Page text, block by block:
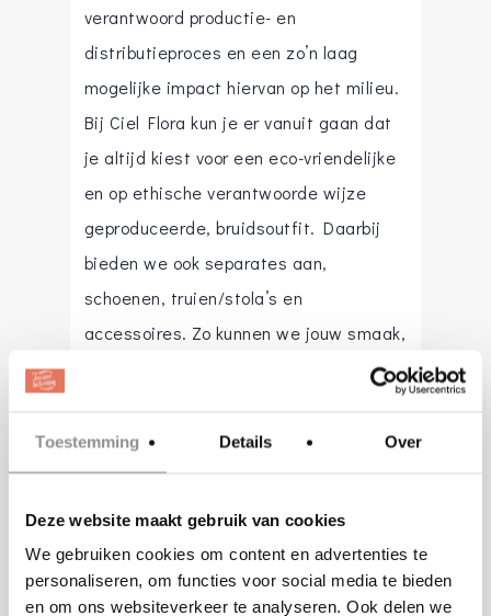
Toestemming Details Over
Deze website maakt gebruik van cookies
We gebruiken cookies om content en advertenties te
personaliseren, om functies voor social media te bieden
en om ons websiteverkeer te analyseren. Ook delen we
verantwoord productie- en
distributieproces en een zo’n laag
mogelijke impact hiervan op het milieu.
Bij Ciel Flora kun je er vanuit gaan dat
je altijd kiest voor een eco-vriendelijke
en op ethische verantwoorde wijze
geproduceerde, bruidsoutfit. Daarbij
bieden we ook separates aan,
schoenen, truien/stola’s en
accessoires. Zo kunnen we jouw smaak,
natuurlijke’ nieuwe bruidsjurken als de
authentieke Vintage trouwjurken
hebben een verhaal. Samen zoeken we